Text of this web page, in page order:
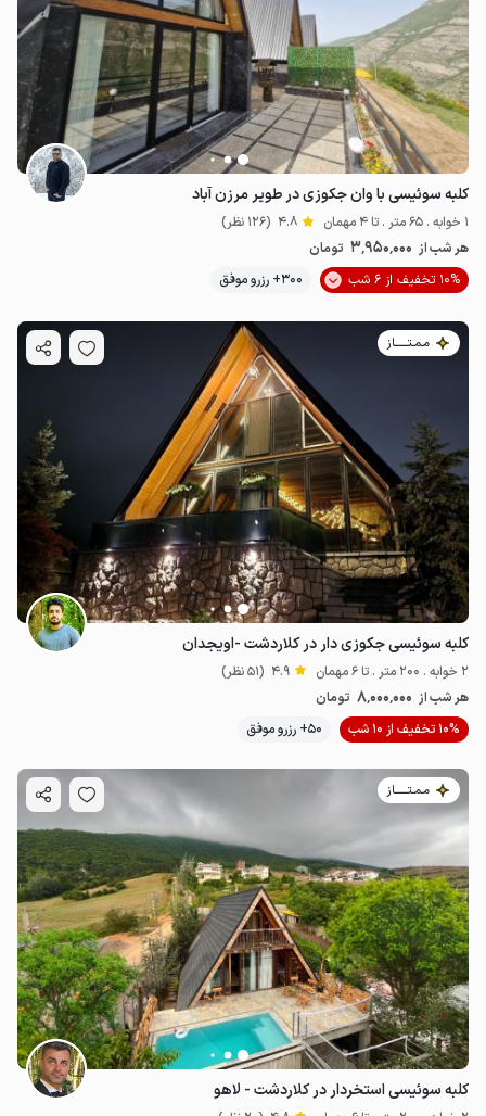
کلبه سوئیسی با وان جکوزی در طویر مرزن آباد
1 خوابه . 65 متر . تا 4 مهمان 4.8 (126 نظر)
هر شب از 3٬950٬000 تومان
10% تخفیف از 6 شب
300+ رزرو موفق
مـمـتــــــاز
کلبه سوئیسی جکوزی دار در کلاردشت -اویجدان
2 خوابه . 200 متر . تا 6 مهمان 4.9 (51 نظر)
هر شب از 8٬000٬000 تومان
10% تخفیف از 10 شب
50+ رزرو موفق
مـمـتــــــاز
کلبه سوئیسی استخردار در کلاردشت - لاهو